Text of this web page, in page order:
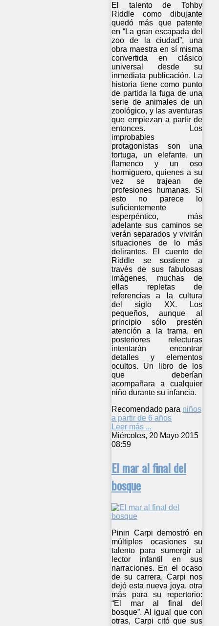
El talento de Tohby
Riddle como dibujante
quedó más que patente
en “La gran escapada del
zoo de la ciudad”, una
obra maestra en sí misma
convertida en clásico
universal desde su
inmediata publicación. La
historia tiene como punto
de partida la fuga de una
serie de animales de un
zoológico, y las aventuras
que empiezan a partir de
entonces. Los
improbables
protagonistas son una
tortuga, un elefante, un
flamenco y un oso
hormiguero, quienes a su
vez se trajean de
profesiones humanas. Si
esto no parece lo
suficientemente
esperpéntico, más
adelante sus caminos se
verán separados y vivirán
situaciones de lo más
delirantes. El cuento de
Riddle se sostiene a
través de sus fabulosas
imágenes, muchas de
ellas repletas de
referencias a la cultura
del siglo XX. Los
pequeños, aunque al
principio sólo prestén
atención a la trama, en
posteriores relecturas
intentarán encontrar
detalles y elementos
ocultos. Un libro de los
que deberían
acompañara a cualquier
niño durante su infancia.
Recomendado para niños
a partir de 6 años
Leer más ...
Miércoles, 20 Mayo 2015
08:59
El mar al final del
bosque
Pinin Carpi demostró en
múltiples ocasiones su
talento para sumergir al
lector infantil en sus
narraciones. En el ocaso
de su carrera, Carpi nos
dejó esta nueva joya, otra
más para su repertorio:
“El mar al final del
bosque”. Al igual que con
otras, Carpi citó que sus